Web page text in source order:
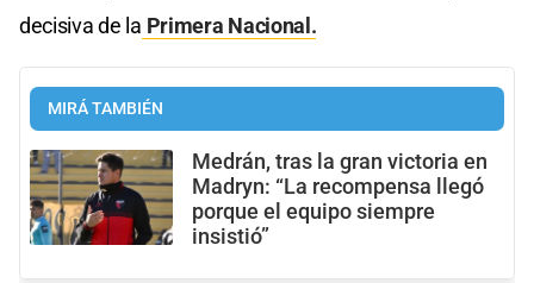
decisiva de la Primera Nacional.
MIRÁ TAMBIÉN
Medrán, tras la gran victoria en
Madryn: “La recompensa llegó
porque el equipo siempre
insistió”